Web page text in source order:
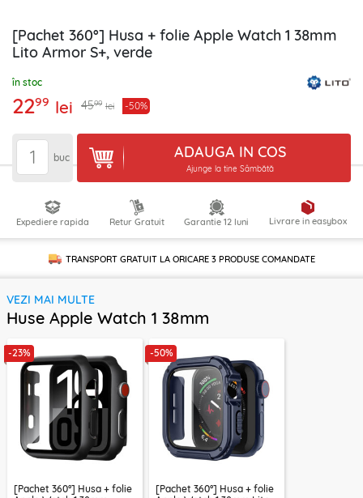
[Pachet 360°] Husa + folie Apple Watch 1 38mm
Lito Armor S+, verde
în stoc
2299 lei 4599 lei -50%
buc ADAUGA IN COS
Ajunge la tine Sâmbătă
Expediere rapida Retur Gratuit Garantie 12 luni Livrare in easybox
TRANSPORT GRATUIT LA ORICARE 3 PRODUSECOMANDATE
VEZI MAI MULTE
Huse Apple Watch 1 38mm
-23%
[Pachet 360°] Husa + folie
-50%
[Pachet 360°] Husa + folie